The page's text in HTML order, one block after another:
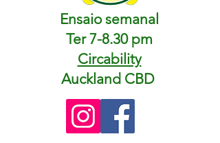
Ensaio semanal
Ter 7-8.30 pm
Circability
Auckland CBD